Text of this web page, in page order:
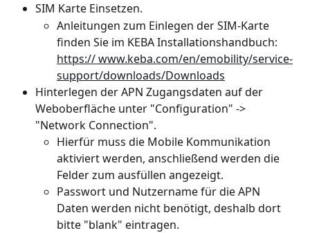
SIM Karte Einsetzen.
Anleitungen zum Einlegen der SIM-Karte
finden Sie im KEBA Installationshandbuch:
https:// www.keba.com/en/emobility/service-
support/downloads/Downloads
Hinterlegen der APN Zugangsdaten auf der
Weboberfläche unter "Configuration" ->
"Network Connection".
Hierfür muss die Mobile Kommunikation
aktiviert werden, anschließend werden die
Felder zum ausfüllen angezeigt.
Passwort und Nutzername für die APN
Daten werden nicht benötigt, deshalb dort
bitte "blank" eintragen.